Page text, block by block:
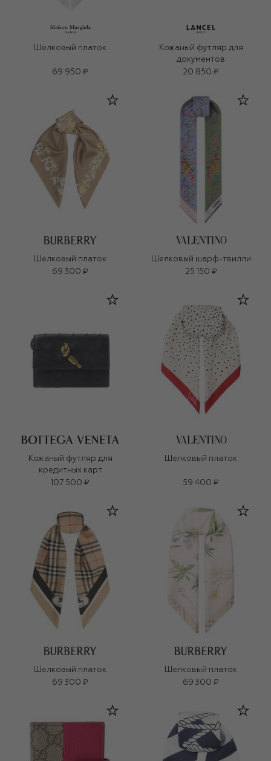
Шелковый платок
69 950 ₽
Кожаный футляр для
документов
20 850 ₽
Шелковый платок
69 300 ₽
Шелковый шарф-твилли
25 150 ₽
Кожаный футляр для
кредитных карт
107 500 ₽
Шелковый платок
59 400 ₽
Шелковый платок
69 300 ₽
Шелковый платок
69 300 ₽